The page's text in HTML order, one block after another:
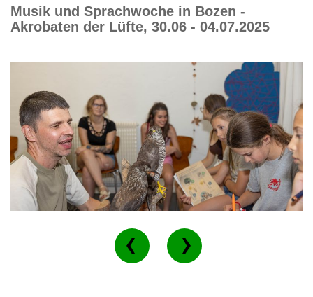
Musik und Sprachwoche in Bozen -
Akrobaten der Lüfte, 30.06 - 04.07.2025